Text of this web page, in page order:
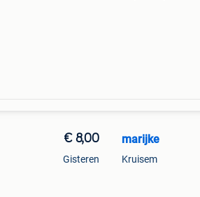
€ 8,00
Gisteren
marijke
Kruisem